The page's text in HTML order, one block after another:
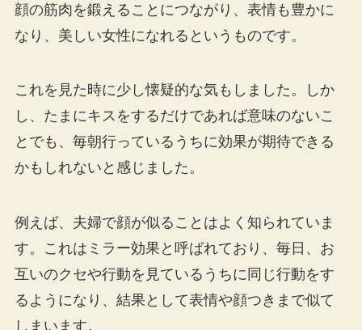
顔の筋肉を鍛えることにつながり、表情も豊かに
なり、美しい女性になれるというものです。
これを見た時に少し懐疑的な気もしました。しか
し、たまにキスをするだけであれば意味のないこ
とでも、毎朝行っているうちに効果が期待できる
かもしれないと感じました。
例えば、夫婦で顔が似ることはよく知られていま
す。これはミラー効果と呼ばれており、毎日、お
互いのクセや行動を見ているうちに同じ行動をす
るようになり、結果として表情や顔つきまで似て
しまいます。